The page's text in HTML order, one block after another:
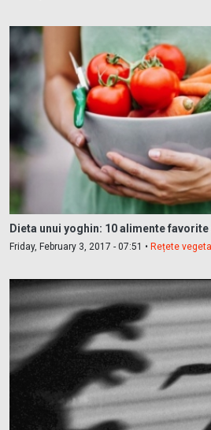
Dieta unui yoghin: 10 alimente
Friday, February 3, 2017 - 07:51 • Rețete